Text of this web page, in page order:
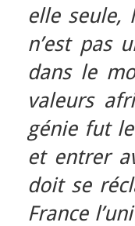
elle seule,
n’est pas
dans le
valeurs
génie fut
et entrer
doit se
France